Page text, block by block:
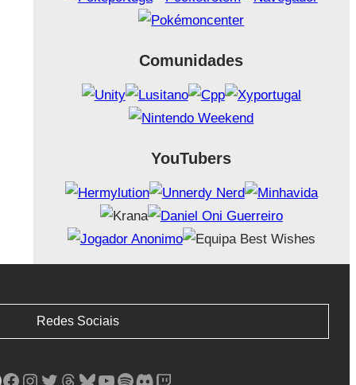
Comunidades
YouTubers
Redes Sociais
Facebook Instagram Twitter Threads Bluesky YouTube Spotify Discord Twitch